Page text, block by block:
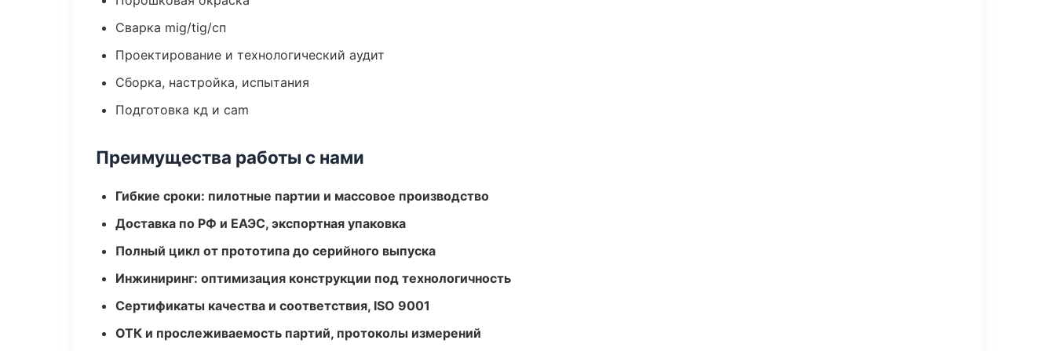
Сварка mig/tig/сп
Проектирование и технологический аудит
Сборка, настройка, испытания
Подготовка кд и cam
Преимущества работы с нами
Гибкие сроки: пилотные партии и массовое производство
Доставка по РФ и ЕАЭС, экспортная упаковка
Полный цикл от прототипа до серийного выпуска
Инжиниринг: оптимизация конструкции под технологичность
Сертификаты качества и соответствия, ISO 9001
ОТК и прослеживаемость партий, протоколы измерений